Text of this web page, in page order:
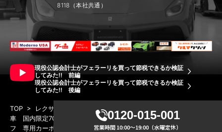
8118（本社共通）
現役公認会計士がフェラーリを買って節税できるか検証
してみた!! 前編
現役公認会計士がフェラーリを買って節税できるか検証
してみた!! 後編
TOP >
レクサス LC500 アヴィエーション クーペ 特別仕様
車 国内限定70台 ワンオーナー 走行2000km 専用カーボンルー
フ 専用カーボンリアスポイラー アルカンターラシート>
0120-015-001
営業時間 10:00～19:00（水曜定休）